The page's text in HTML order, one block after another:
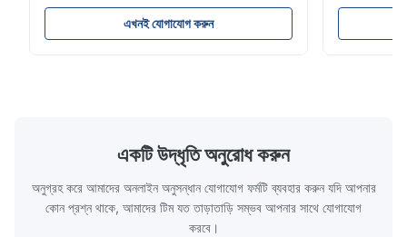
। পণ্য: এয়ার স্প্রিং এবং এয়ার ব্যাগ ই এম নং .:
06700675190 মডেল নাম্বার.: 06700675190
অবস্থান: পিছন পণ্য শর্ত: ব্র্যান্ড নিউ তৈরি MOQ: 1 টুকরা
এখনই যোগাযোগ করুন
এয়ার ব্যাগে
ব্যাগ / রাবার
একটি উদ্ধৃতি অনুরোধ করুন
অনুগ্রহ করে আমাদের অনলাইন অনুসন্ধান যোগাযোগ ফর্মটি ব্যবহার করুন যদি আপনার
কোন প্রশ্ন থাকে, আমাদের টিম যত তাড়াতাড়ি সম্ভব আপনার সাথে যোগাযোগ
করবে।